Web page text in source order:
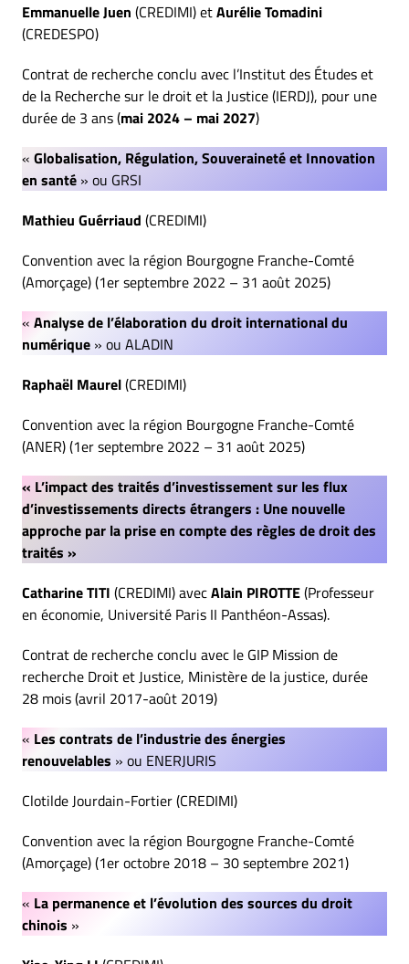
Emmanuelle Juen (CREDIMI) etAurélie Tomadini
(CREDESPO)
Contrat de recherche conclu avec l’Institut des Études et
de la Recherche sur le droit et la Justice (IERDJ), pour une
durée de 3 ans (mai 2024 – mai 2027)
« Globalisation, Régulation, Souveraineté et Innovation
en santé » ou GRSI
Mathieu Guérriaud (CREDIMI)
Convention avec la région Bourgogne Franche-Comté
(Amorçage) (1er septembre 2022 – 31 août 2025)
« Analyse de l’élaboration du droit international du
numérique » ou ALADIN
Raphaël Maurel(CREDIMI)
Convention avec la région Bourgogne Franche-Comté
(ANER) (1er septembre 2022 – 31 août 2025)
« L’impact des traités d’investissement sur les flux
d’investissements directs étrangers : Une nouvelle
approche par la prise en compte des règles de droit des
traités »
Catharine TITI (CREDIMI) avecAlain PIROTTE(Professeur
en économie, Université Paris II Panthéon-Assas).
Contrat de recherche conclu avec le GIP Mission de
recherche Droit et Justice, Ministère de la justice, durée
28 mois (avril 2017-août 2019)
« Les contrats de l’industrie des énergies
renouvelables » ou ENERJURIS
Clotilde Jourdain-Fortier (CREDIMI)
Convention avec la région Bourgogne Franche-Comté
(Amorçage) (1er octobre 2018 – 30 septembre 2021)
« La permanence et l’évolution des sources du droit
chinois »